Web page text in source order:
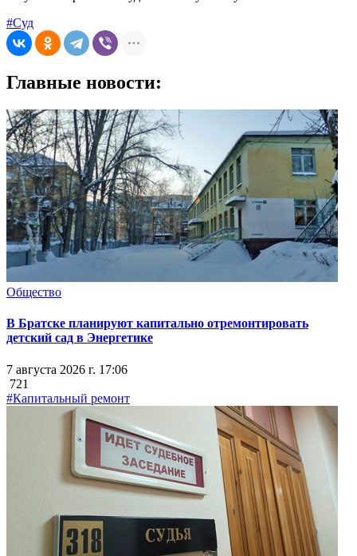
#Суд
Главные новости:
Общество
В Братске планируют капитально отремонтировать
детский сад в Энергетике
7 августа 2026 г. 17:06
721
#Капитальный ремонт